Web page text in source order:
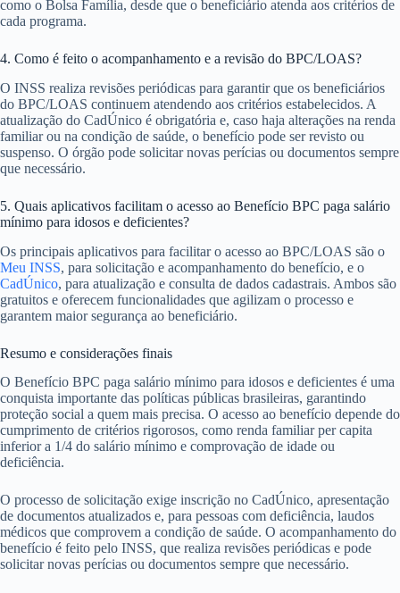
como o Bolsa Família, desde que o beneficiário atenda aos critérios de
cada programa.
4. Como é feito o acompanhamento e a revisão do BPC/LOAS?
O INSS realiza revisões periódicas para garantir que os beneficiários
do BPC/LOAS continuem atendendo aos critérios estabelecidos. A
atualização do CadÚnico é obrigatória e, caso haja alterações na renda
familiar ou na condição de saúde, o benefício pode ser revisto ou
suspenso. O órgão pode solicitar novas perícias ou documentos sempre
que necessário.
5. Quais aplicativos facilitam o acesso ao Benefício BPC paga salário
mínimo para idosos e deficientes?
Os principais aplicativos para facilitar o acesso ao BPC/LOAS são o
Meu INSS, para solicitação e acompanhamento do benefício, e o
CadÚnico, para atualização e consulta de dados cadastrais. Ambos são
gratuitos e oferecem funcionalidades que agilizam o processo e
garantem maior segurança ao beneficiário.
Resumo e considerações finais
O Benefício BPC paga salário mínimo para idosos e deficientes é uma
conquista importante das políticas públicas brasileiras, garantindo
proteção social a quem mais precisa. O acesso ao benefício depende do
cumprimento de critérios rigorosos, como renda familiar per capita
inferior a 1/4 do salário mínimo e comprovação de idade ou
deficiência.
O processo de solicitação exige inscrição no CadÚnico, apresentação
de documentos atualizados e, para pessoas com deficiência, laudos
médicos que comprovem a condição de saúde. O acompanhamento do
benefício é feito pelo INSS, que realiza revisões periódicas e pode
solicitar novas perícias ou documentos sempre que necessário.